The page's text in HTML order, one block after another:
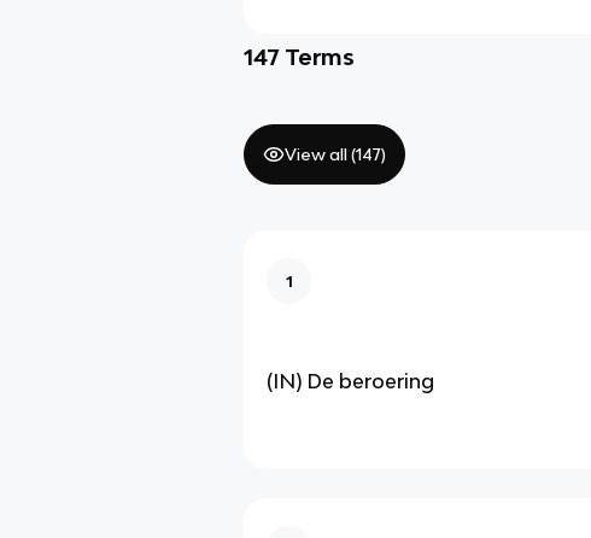
147 Terms
View all (147)
1
(IN) De beroering